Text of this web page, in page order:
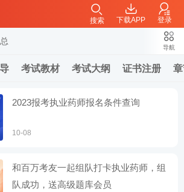
下载APP 登录
搜索
考试教材 考试大纲 证书注册
导航
2023报考执业药师报名条件查询
10-08
和百万考友一起组队打卡执业药师，组
队成功，送高级题库会员